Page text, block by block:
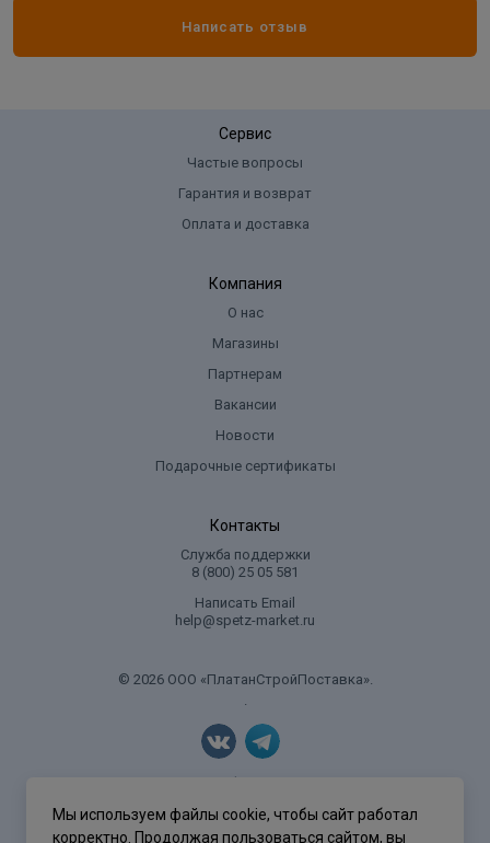
Написать отзыв
Сервис
Частые вопросы
Гарантия и возврат
Оплата и доставка
Компания
О нас
Магазины
Партнерам
Вакансии
Новости
Подарочные сертификаты
Контакты
Служба поддержки
8 (800) 25 05 581
Написать Email
help@spetz-market.ru
© 2026 ООО «ПлатанСтройПоставка».
.
Политика конфиденциальности
Мы используем файлы cookie, чтобы сайт работал
корректно. Продолжая пользоваться сайтом, вы